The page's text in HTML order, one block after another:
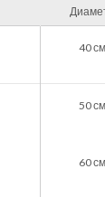
40см
50см
60см